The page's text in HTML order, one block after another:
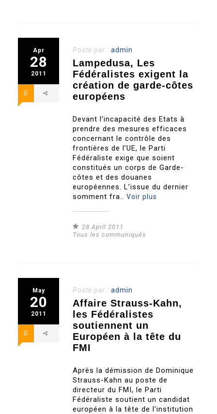
Apr
28
2011
0
Posté par :admin
Lampedusa, Les
Fédéralistes exigent la
création de garde-côtes
européens
Devant l’incapacité des Etats à
prendre des mesures efficaces
concernant le contrôle des
frontières de l’UE, le Parti
Fédéraliste exige que soient
constitués un corps de Garde-
côtes et des douanes
européennes. L’issue du dernier
somment fra..Voir plus
28 April 2011
Tous les communiqués
May
20
2011
0
Posté par :admin
Affaire Strauss-Kahn,
les Fédéralistes
soutiennent un
Européen à la tête du
FMI
Après la démission de Dominique
Strauss-Kahn au poste de
directeur du FMI, le Parti
Fédéraliste soutient un candidat
européen à la tête de l’institution